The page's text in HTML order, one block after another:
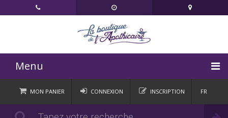
Menu
ACCUEIL
CATÉGORIES
MON PANIER
Commander
CONNEXION INSCRIPTION FR